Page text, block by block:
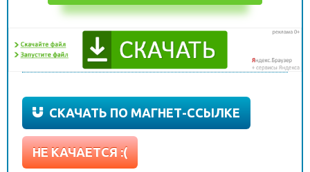
СКАЧАТЬ ПО МАГНЕТ-ССЫЛКЕ
НЕ КАЧАЕТСЯ :(